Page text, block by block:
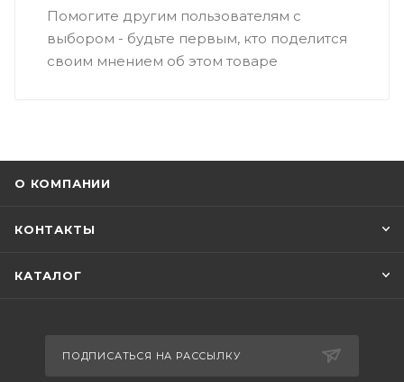
Помогите другим пользователям с
выбором - будьте первым, кто поделится
своим мнением об этом товаре
О КОМПАНИИ
КОНТАКТЫ
КАТАЛОГ
ПОДПИСАТЬСЯ НА РАССЫЛКУ